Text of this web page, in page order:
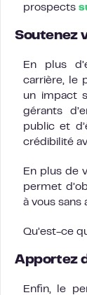
prospects
Soutenez
En plus
carrière, le
un impact
gérants
public et
crédibilité
En plus de
permet
à vous sans
Qu’est-ce
Apportez
Enfin, le